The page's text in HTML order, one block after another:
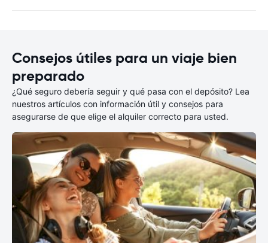
Consejos útiles para un viaje bien
preparado
¿Qué seguro debería seguir y qué pasa con el depósito? Lea
nuestros artículos con información útil y consejos para
asegurarse de que elige el alquiler correcto para usted.